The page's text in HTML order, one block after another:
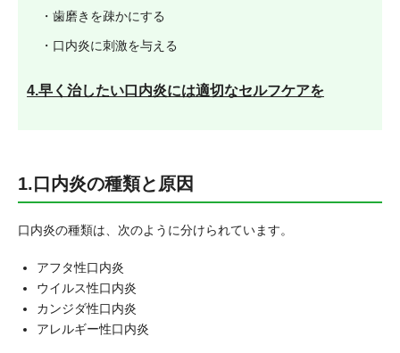
・歯磨きを疎かにする
・口内炎に刺激を与える
4.早く治したい口内炎には適切なセルフケアを
1.口内炎の種類と原因
口内炎の種類は、次のように分けられています。
アフタ性口内炎
ウイルス性口内炎
カンジダ性口内炎
アレルギー性口内炎